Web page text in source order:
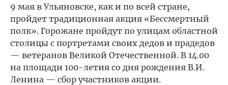
9 мая в Ульяновске, как и по всей стране,
пройдет традиционная акция «Бессмертный
полк». Горожане пройдут по улицам областной
столицы с портретами своих дедов и прадедов
— ветеранов Великой Отечественной. В 14.00
на площади 100-летия со дня рождения В.И.
Ленина — сбор участников акции.